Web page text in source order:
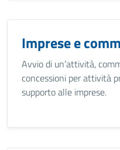
Imprese e
Avvio di un’attività,
concessioni per attività
supporto alle imprese.